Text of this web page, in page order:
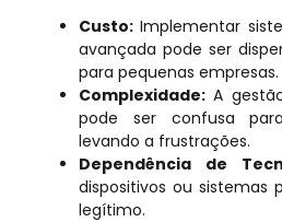
Custo: Implementar
avançada pode ser
para pequenas empresas.
Complexidade: A
pode ser confusa
levando a frustrações.
Dependência de
dispositivos ou sistemas
legítimo.